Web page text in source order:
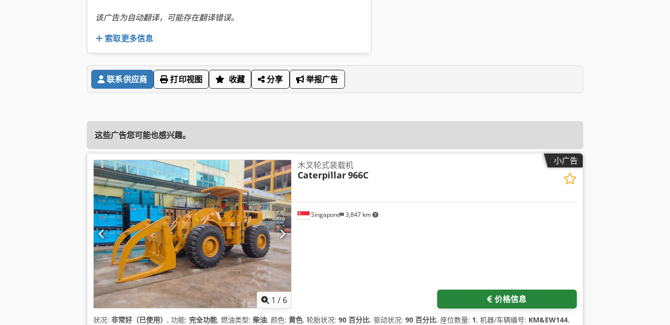
该广告为自动翻译，可能存在翻译错误。
索取更多信息
联系供应商 打印视图 收藏 分享 举报广告
这些广告您可能也感兴趣。
小广告
1 / 6
Singapore 3,847 km
木叉轮式装载机
Caterpillar966C
价格信息
状况: 非常好（已使用） , 功能: 完全功能, 燃油类型: 柴油, 颜色: 黄色, 轮胎状况: 90 百分比, 驱动状况: 90 百分比, 座位数量: 1, 机器/车辆编号: KM&EW144,